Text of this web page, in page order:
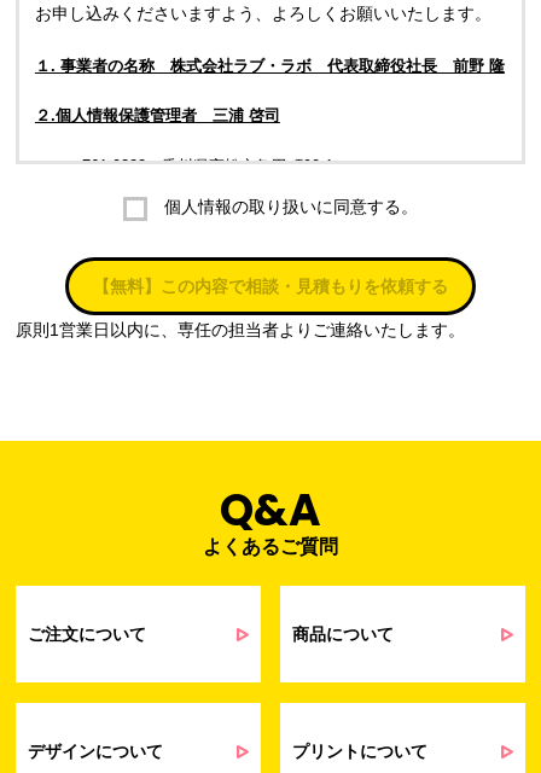
お申し込みくださいますよう、よろしくお願いいたします。
１. 事業者の名称 株式会社ラブ・ラボ 代表取締役社長 前野 隆
２.個人情報保護管理者 三浦 啓司
〒761-0323 香川県高松市亀田町90-1
株式会社ラブ・ラボ
電話：087-847-2000
電子メール：info@rub-lab.com
正当な事業遂行の範囲内で利用いたします。
個人情報の利用目的
会員管理業務
当社通信販売における受発注業務のため
るアンケート等の収集・分析・統計のため
せ業務に関するお取引先様との業務連絡や
契約・請求等の一連の手続きのため
提供するサービス（サポート業務を含む）
個人情報の取り扱いに同意する。
【無料】この内容で相談・見積もりを依頼する
原則1営業日以内に、専任の担当者よりご連絡いたします。
Q&A
よくあるご質問
ご注文について 商品について
デザインについて プリントについて